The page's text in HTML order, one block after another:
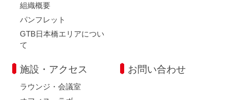
組織概要
パンフレット
GTB日本橋エリアについ
て
施設・アクセス
ラウンジ・会議室
お問い合わせ